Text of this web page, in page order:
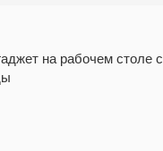
на рабочем столе